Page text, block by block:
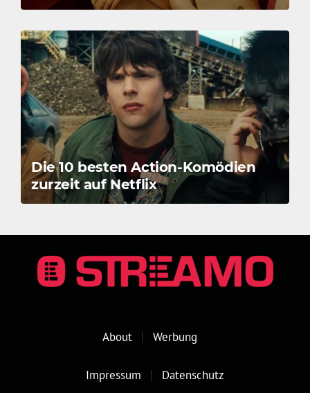
Die 10 besten Action-Komödien
zurzeit auf Netflix
About Werbung
Impressum Datenschutz